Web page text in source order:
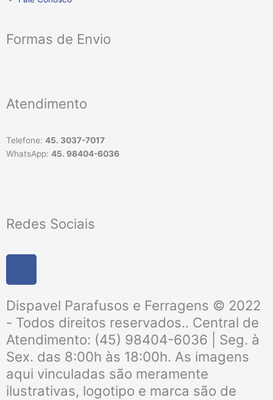
Formas de Envio
Atendimento
Telefone: 45. 3037-7017
WhatsApp: 45. 98404-6036
Redes Sociais
e
b
o
o
k
Dispavel Parafusos e Ferragens © 2022
- Todos direitos reservados.. Central de
Atendimento: (45) 98404-6036 | Seg. à
Sex. das 8:00h às 18:00h. As imagens
aqui vinculadas são meramente
ilustrativas, logotipo e marca são de